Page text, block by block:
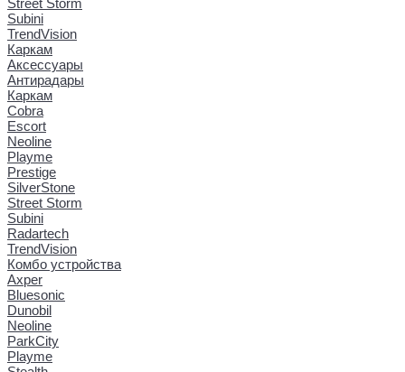
Subini
TrendVision
Каркам
Аксессуары
Антирадары
Каркам
Cobra
Escort
Neoline
Playme
Prestige
SilverStone
Street Storm
Subini
Radartech
TrendVision
Комбо устройства
Axper
Bluesonic
Dunobil
Neoline
ParkCity
Playme